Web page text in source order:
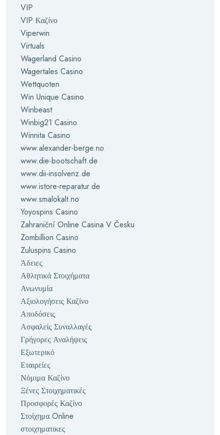
VIP
VIP Καζίνο
Viperwin
Virtuals
Wagerland Casino
Wagertales Casino
Wettquoten
Win Unique Casino
Winbeast
Winbig21 Casino
Winnita Casino
www.alexander-berge.no
www.die-bootschaft.de
www.dii-insolvenz.de
www.istore-reparatur.de
www.smalokalt.no
Yoyospins Casino
Zahraniční Online Casina V Česku
Zombillion Casino
Zuluspins Casino
Άδειες
Αθλητικά Στοιχήματα
Ανωνυμία
Αξιολογήσεις Καζίνο
Αποδόσεις
Ασφαλείς Συναλλαγές
Γρήγορες Αναλήψεις
Εξωτερικό
Εταιρείες
Νόμιμα Καζίνο
Ξένες Στοιχηματικές
Προσφορές Καζίνο
Στοίχημα Online
στοιχηματικες